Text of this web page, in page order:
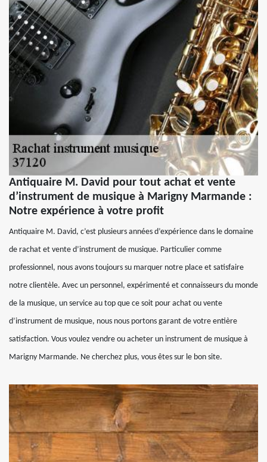
Antiquaire M. David pour tout achat et vente
d’instrument de musique à Marigny Marmande :
Notre expérience à votre profit
Antiquaire M. David, c’est plusieurs années d’expérience dans le domaine
de rachat et vente d’instrument de musique. Particulier comme
professionnel, nous avons toujours su marquer notre place et satisfaire
notre clientèle. Avec un personnel, expérimenté et connaisseurs du monde
de la musique, un service au top que ce soit pour achat ou vente
d’instrument de musique, nous nous portons garant de votre entière
satisfaction. Vous voulez vendre ou acheter un instrument de musique à
Marigny Marmande. Ne cherchez plus, vous êtes sur le bon site.